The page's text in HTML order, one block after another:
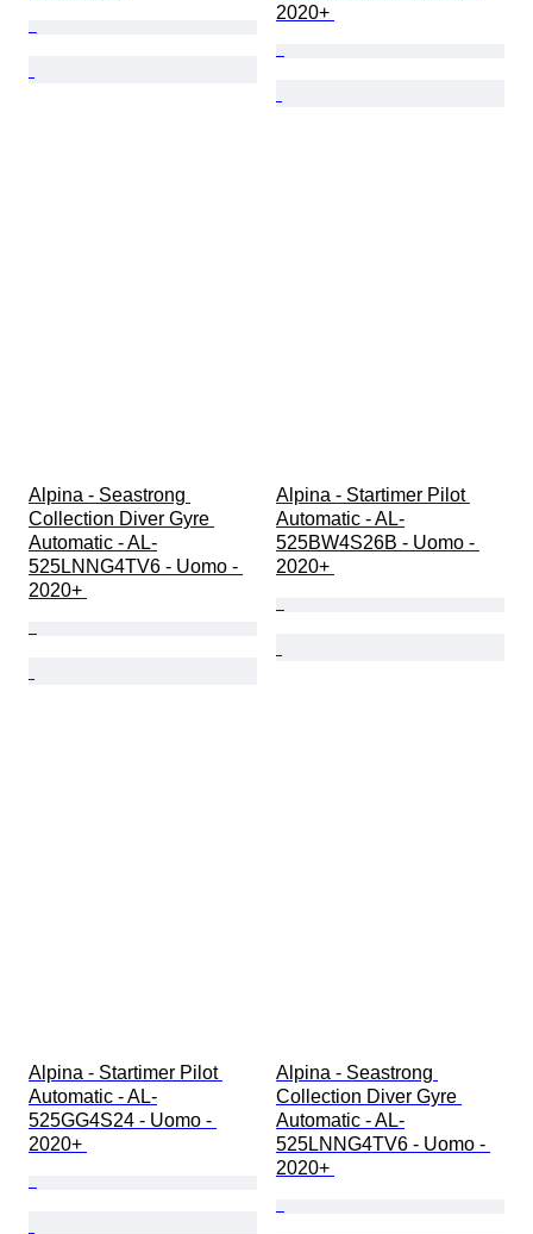
2020+
Alpina - Seastrong
Collection Diver Gyre
Automatic - AL-
525LNNG4TV6 - Uomo -
2020+
Alpina - Startimer Pilot
Automatic - AL-
525BW4S26B - Uomo -
2020+
Alpina - Startimer Pilot
Automatic - AL-
525GG4S24 - Uomo -
2020+
Alpina - Seastrong
Collection Diver Gyre
Automatic - AL-
525LNNG4TV6 - Uomo -
2020+